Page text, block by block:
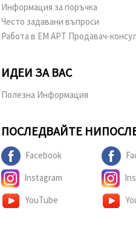
Информация за поръчка
Често задавани въпроси
Работа в ЕМ АРТ Продавач-
ИДЕИ ЗА ВАС
Полезна Информация
ПОСЛЕДВАЙТЕ НИ
Facebook
Instagram
YouTube